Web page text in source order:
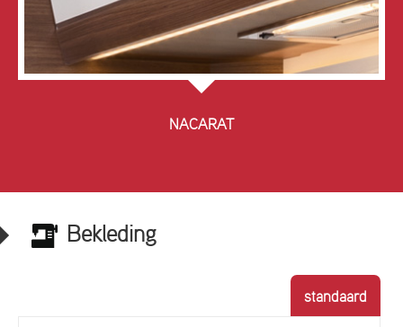
NACARAT
Bekleding
standaard